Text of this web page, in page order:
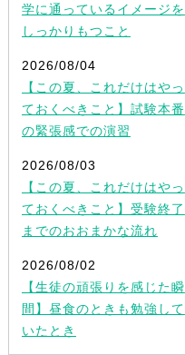
学に通っているイメージを
しっかりもつこと
2026/08/04
【この夏、これだけはやっ
ておくべきこと】試験本番
の緊張感での演習
2026/08/03
【この夏、これだけはやっ
ておくべきこと】受験終了
までのおおまかな流れ
2026/08/02
【生徒の頑張りを感じた瞬
間】昼食のときも勉強して
いたとき